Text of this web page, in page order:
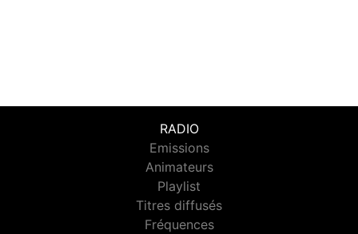
RADIO
Emissions
Animateurs
Playlist
Titres diffusés
Fréquences